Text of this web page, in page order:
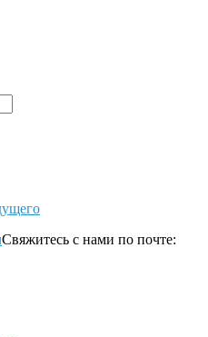
Свяжитесь с нами по почте: